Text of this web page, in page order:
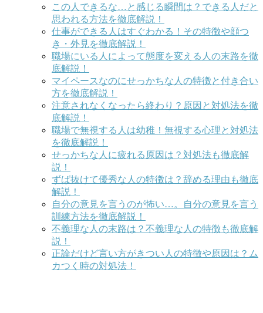
この人できるな…と感じる瞬間は？できる人だと
思われる方法を徹底解説！
仕事ができる人はすぐわかる！その特徴や顔つ
き・外見を徹底解説！
職場にいる人によって態度を変える人の末路を徹
底解説！
マイペースなのにせっかちな人の特徴と付き合い
方を徹底解説！
注意されなくなったら終わり？原因と対処法を徹
底解説！
職場で無視する人は幼稚！無視する心理と対処法
を徹底解説！
せっかちな人に疲れる原因は？対処法も徹底解
説！
ずば抜けて優秀な人の特徴は？辞める理由も徹底
解説！
自分の意見を言うのが怖い…。自分の意見を言う
訓練方法を徹底解説！
不義理な人の末路は？不義理な人の特徴も徹底解
説！
正論だけど言い方がきつい人の特徴や原因は？ム
カつく時の対処法！